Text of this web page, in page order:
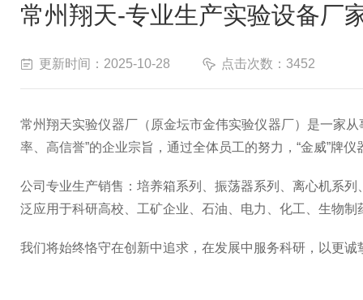
常州翔天-专业生产实验设备厂
更新时间：2025-10-28 点击次数：3452
常州翔天实验仪器厂（原金坛市金伟实验仪器厂）是一家
率、高信誉”的企业宗旨，通过全体员工的努力，“金威”牌
公司专业生产销售：培养箱系列、振荡器系列、 离心机系列
泛应用于科研高校、工矿企业、石油、电力、化工、生物
我们将始终恪守在创新中追求，在发展中服务科研，以更